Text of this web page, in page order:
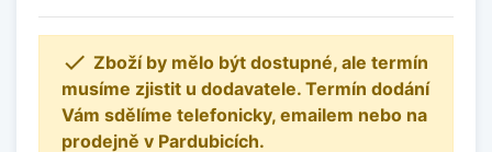
 Zboží by mělo být dostupné, ale termín
musíme zjistit u dodavatele. Termín dodání
Vám sdělíme telefonicky, emailem nebo na
prodejně v Pardubicích.